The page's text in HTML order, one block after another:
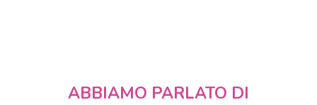
ABBIAMO PARLATO DI